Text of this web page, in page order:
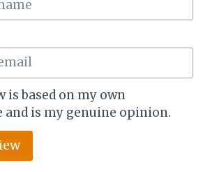
is based on my own
and is my genuine opinion.